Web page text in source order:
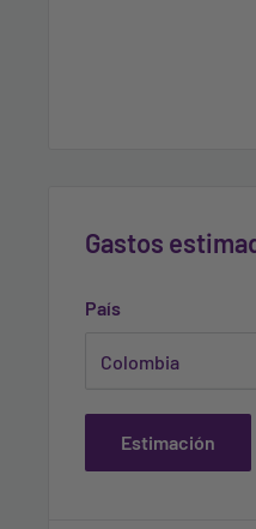
Gastos
País
Estimación